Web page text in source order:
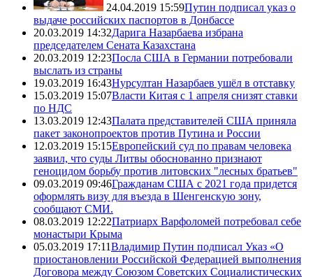
24.04.2019 15:59Путин подписал указ о
выдаче российских паспортов в Донбассе
20.03.2019 14:32Дарига Назарбаева избрана
председателем Сената Казахстана
20.03.2019 12:23Посла США в Германии потребовали
выслать из страны
19.03.2019 16:43Нурсултан Назарбаев ушёл в отставку
15.03.2019 15:07Власти Китая с 1 апреля снизят ставки
по НДС
13.03.2019 12:43Палата представителей США приняла
пакет законопроектов против Путина и России
12.03.2019 15:15Европейский суд по правам человека
заявил, что суды Литвы обоснованно признают
геноцидом борьбу против литовских "лесных братьев"
09.03.2019 09:46Гражданам США с 2021 года придется
оформлять визу для въезда в Шенгенскую зону,
сообщают СМИ.
08.03.2019 12:22Патриарх Варфоломей потребовал себе
монастыри Крыма
05.03.2019 17:11Владимир Путин подписал Указ «О
приостановлении Российской Федерацией выполнения
Договора между Союзом Советских Социалистических